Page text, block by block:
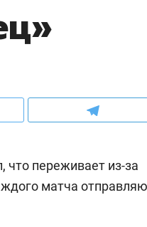
что переживает из-за
матча
цен, дотошных
мастеров